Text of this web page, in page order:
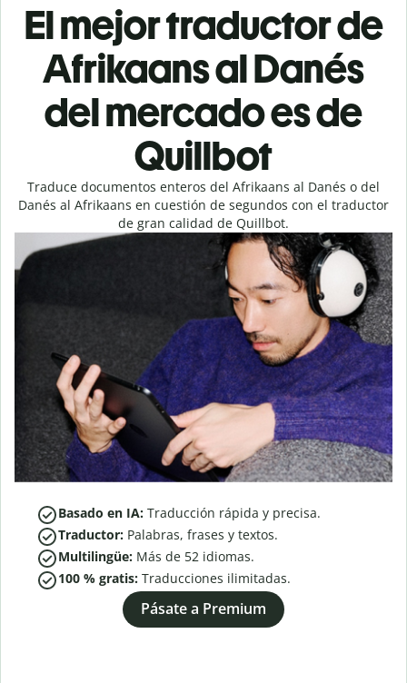
El mejor traductor de
Afrikaans al Danés
del mercado es de
Quillbot
Traduce documentos enteros del Afrikaans al Danés o del
Danés al Afrikaans en cuestión de segundos con el traductor
de gran calidad de Quillbot.
Basado en IA: Traducción rápida y precisa.
Traductor: Palabras, frases y textos.
Multilingüe: Más de 52 idiomas.
100 % gratis: Traducciones ilimitadas.
Pásate a Premium